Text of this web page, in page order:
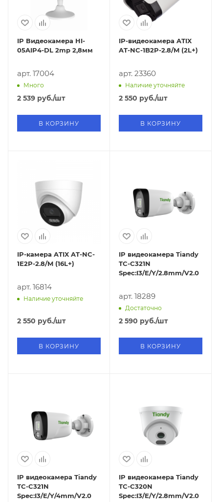
IP Видеокамера HI-
05AIP4-DL 2mp 2,8мм
арт. 17004
Много
2 539 руб./шт
В КОРЗИНУ
IP-видеокамера ATIX
AT-NC-1B2P-2.8/M (2L+)
арт. 23360
Наличие уточняйте
2 550 руб./шт
В КОРЗИНУ
IP-камера ATIX AT-NC-
1E2P-2.8/M (16L+)
арт. 16814
Наличие уточняйте
2 550 руб./шт
В КОРЗИНУ
IP видеокамера Tiandy
TC-C321N
Spec:I3/E/Y/2.8mm/V2.0
арт. 18289
Достаточно
2 590 руб./шт
В КОРЗИНУ
IP видеокамера Tiandy
TC-C321N
Spec:I3/E/Y/4mm/V2.0
IP видеокамера Tiandy
TC-C320N
Spec:I3/E/Y/2.8mm/V2.0